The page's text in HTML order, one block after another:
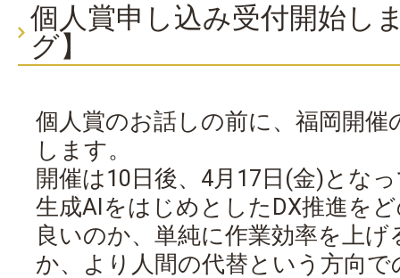
個人賞申し込み受付開始し
グ】
個人賞のお話しの前に、福岡開
します。
開催は10日後、4月17日(金)とな
生成AIをはじめとしたDX推進を
良いのか、単純に作業効率を上
か、より人間の代替という方向